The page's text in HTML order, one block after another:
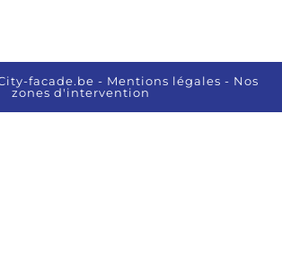
facade.be - Mentions légales - Nos
zones d'intervention